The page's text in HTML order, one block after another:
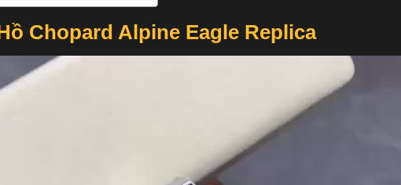
Chopard Alpine Eagle Replica